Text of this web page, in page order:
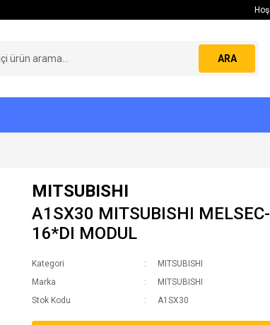
ARA
MITSUBISHI
A1SX30 MITSUBISHI
16*DI MODUL
Kategori
MITSUBISHI
Marka
MITSUBISHI
Stok Kodu
A1SX30